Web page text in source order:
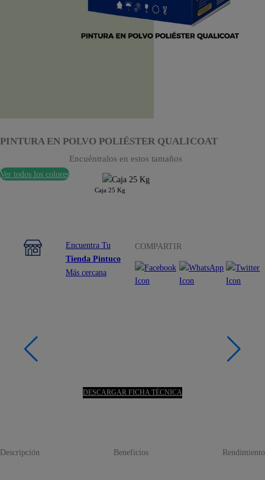
PINTURA EN POLVO POLIÉSTER QUALICOAT
Ver todos los colores
Encuéntralos en estos tamaños
Caja 25 Kg
Encuentra Tu
Tienda Pintuco
Más cercana
COMPARTIR
DESCARGAR FICHA TÉCNICA
Descripción Beneficios Rendimiento